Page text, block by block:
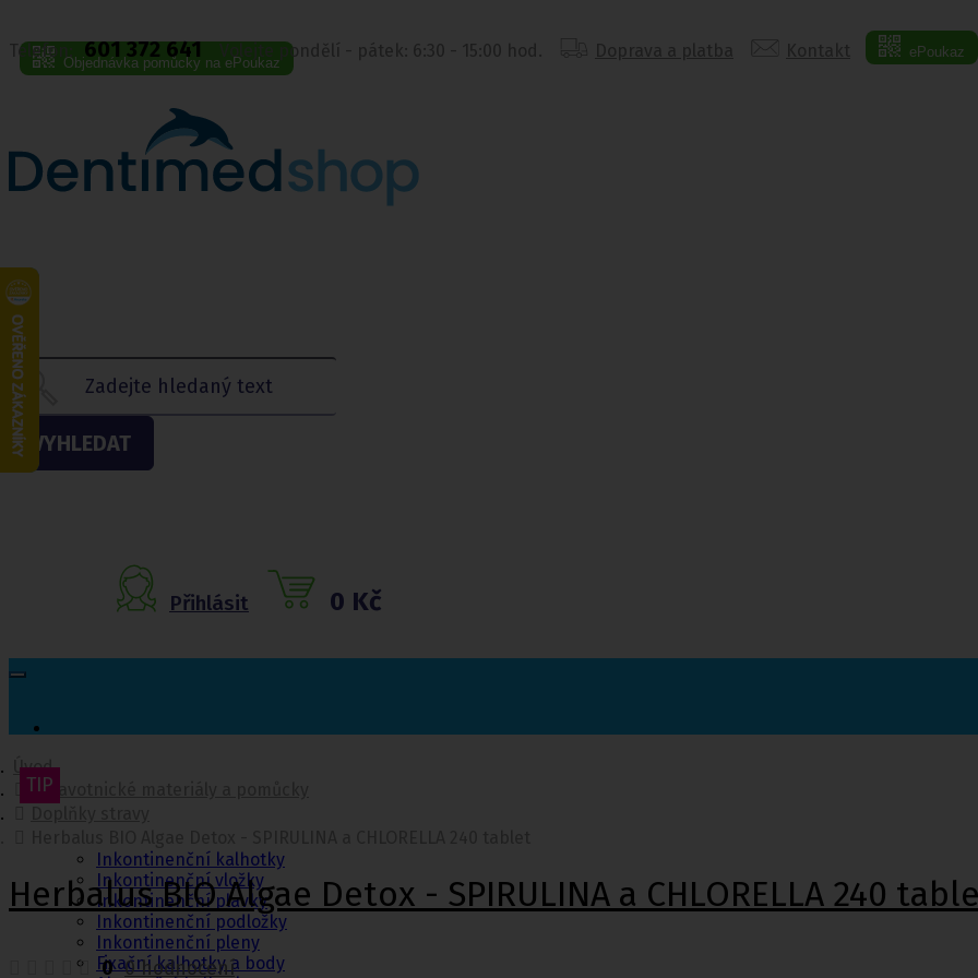
Telefon: 601 372 641 Volejte pondělí - pátek: 6:30 - 15:00 hod. ePoukaz
Objednávka pomůcky na ePoukaz
VYHLEDAT
Přihlásit 0 Kč
Inkontinenční kalhotky
Inkontinenční vložky
Inkontinenční plavky
Inkontinenční podložky
Inkontinenční pleny
Fixační kalhotky a body
Úvod
Zdravotnické materiály a pomůcky
Herbalus BIO Algae Detox - SPIRULINA a CHLORELLA 240
0 0 hodnocení
TIP